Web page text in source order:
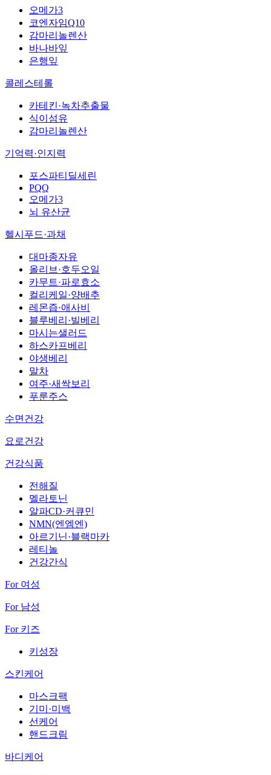
오메가3
코엔자임Q10
감마리놀렌산
바나바잎
은행잎
콜레스테롤
카테킨·녹차추출물
식이섬유
감마리놀렌산
기억력·인지력
포스파티딜세린
PQQ
오메가3
뇌 유산균
헬시푸드·과채
대마종자유
올리브·호두오일
카무트·파로효소
컬리케일·양배추
레몬즙·애사비
블루베리·빌베리
마시는샐러드
하스카프베리
야생베리
말차
여주·새싹보리
푸룬주스
수면건강
요로건강
건강식품
전해질
멜라토닌
알파CD·커큐민
NMN(엔엠엔)
아르기닌·블랙마카
레티놀
건강간식
For 여성
For 남성
For 키즈
키성장
스킨케어
마스크팩
기미·미백
선케어
핸드크림
바디케어